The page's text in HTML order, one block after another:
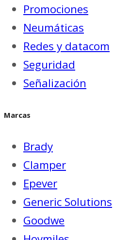
Promociones
Neumáticas
Redes y datacom
Seguridad
Señalización
Marcas
Brady
Clamper
Epever
Generic Solutions
Goodwe